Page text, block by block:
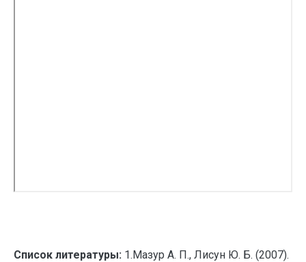
Список литературы: 1.Мазур А. П., Лисун Ю. Б. (2007).